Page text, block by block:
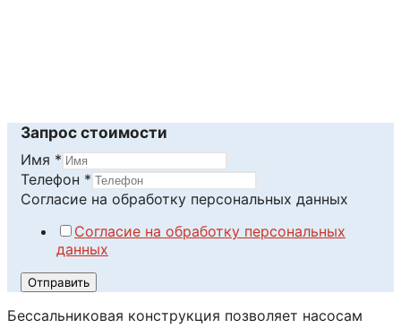
Запрос стоимости
Имя *
Телефон
Имя
Телефон *
Согласие на обработку персональных данных
Согласие на обработку персональных
данных
Отправить
Бессальниковая конструкция позволяет насосам